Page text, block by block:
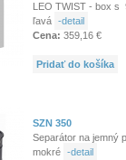
LEO TWIST - box s
ľavá -detail
Cena: 359,16 €
Pridať do košíka
SZN 350
Separátor na jemný
mokré -detail